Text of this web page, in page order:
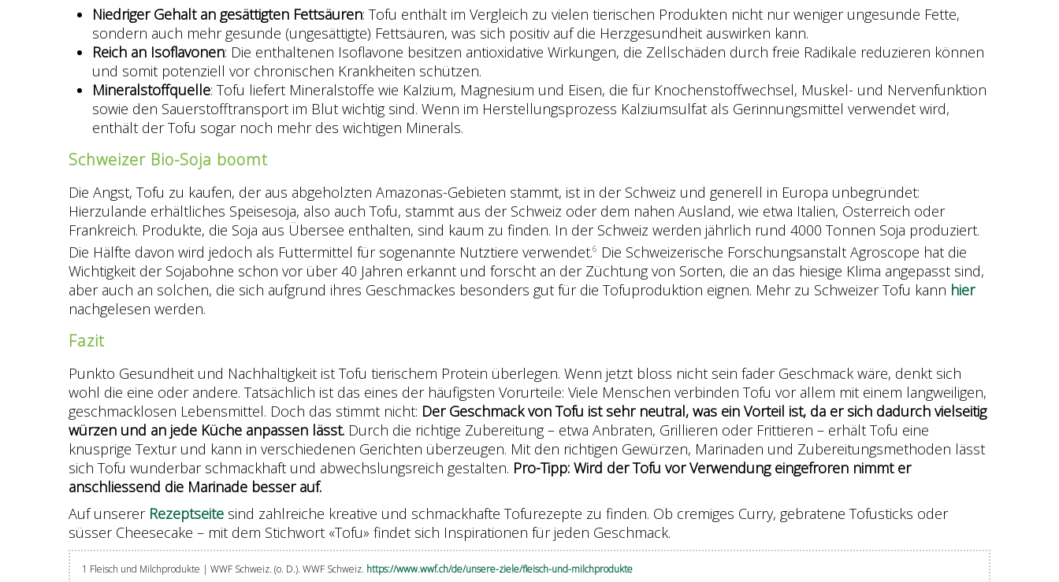
Niedriger Gehalt an gesättigten Fettsäuren: Tofu enthält im Vergleich zu vielen tierischen Produkten nicht nur weniger ungesunde Fette,
sondern auch mehr gesunde (ungesättigte) Fettsäuren, was sich positiv auf die Herzgesundheit auswirken kann.
Reich an Isoflavonen: Die enthaltenen Isoflavone besitzen antioxidative Wirkungen, die Zellschäden durch freie Radikale reduzieren können
und somit potenziell vor chronischen Krankheiten schützen.
Mineralstoffquelle: Tofu liefert Mineralstoffe wie Kalzium, Magnesium und Eisen, die für Knochenstoffwechsel, Muskel- und Nervenfunktion
sowie den Sauerstofftransport im Blut wichtig sind. Wenn im Herstellungsprozess Kalziumsulfat als Gerinnungsmittel verwendet wird,
enthält der Tofu sogar noch mehr des wichtigen Minerals.
Schweizer Bio-Soja boomt
Die Angst, Tofu zu kaufen, der aus abgeholzten Amazonas-Gebieten stammt, ist in der Schweiz und generell in Europa unbegründet:
Hierzulande erhältliches Speisesoja, also auch Tofu, stammt aus der Schweiz oder dem nahen Ausland, wie etwa Italien, Österreich oder
Frankreich. Produkte, die Soja aus Übersee enthalten, sind kaum zu finden. In der Schweiz werden jährlich rund 4000 Tonnen Soja produziert.
Die Hälfte davon wird jedoch als Futtermittel für sogenannte Nutztiere verwendet.6 Die Schweizerische Forschungsanstalt Agroscope hat die
Wichtigkeit der Sojabohne schon vor über 40 Jahren erkannt und forscht an der Züchtung von Sorten, die an das hiesige Klima angepasst sind,
aber auch an solchen, die sich aufgrund ihres Geschmackes besonders gut für die Tofuproduktion eignen. Mehr zu Schweizer Tofu kann hier
nachgelesen werden.
Fazit
Punkto Gesundheit und Nachhaltigkeit ist Tofu tierischem Protein überlegen. Wenn jetzt bloss nicht sein fader Geschmack wäre, denkt sich
wohl die eine oder andere. Tatsächlich ist das eines der häufigsten Vorurteile: Viele Menschen verbinden Tofu vor allem mit einem langweiligen,
geschmacklosen Lebensmittel. Doch das stimmt nicht: Der Geschmack von Tofu ist sehr neutral, was ein Vorteil ist, da er sich dadurch vielseitig
würzen und an jede Küche anpassen lässt. Durch die richtige Zubereitung – etwa Anbraten, Grillieren oder Frittieren – erhält Tofu eine
knusprige Textur und kann in verschiedenen Gerichten überzeugen. Mit den richtigen Gewürzen, Marinaden und Zubereitungsmethoden lässt
sich Tofu wunderbar schmackhaft und abwechslungsreich gestalten. Pro-Tipp: Wird der Tofu vor Verwendung eingefroren nimmt er
anschliessend die Marinade besser auf.
Auf unsererRezeptseite sind zahlreiche kreative und schmackhafte Tofurezepte zu finden. Ob cremiges Curry, gebratene Tofusticks oder
süsser Cheesecake – mit dem Stichwort «Tofu» findet sich Inspirationen für jeden Geschmack.
1 Fleisch und Milchprodukte | WWF Schweiz. (o. D.). WWF Schweiz. https://www.wwf.ch/de/unsere-ziele/fleisch-und-milchprodukte